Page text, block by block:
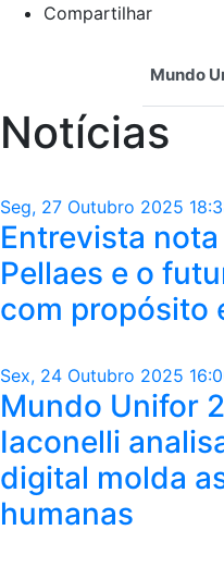
Compartilhar
Mundo
Notícias
Seg, 27 Outubro 2025
Entrevista
Pellaes e o
com propósito
Sex, 24 Outubro 2025
Mundo Unifor
Iaconelli
digital molda
humanas